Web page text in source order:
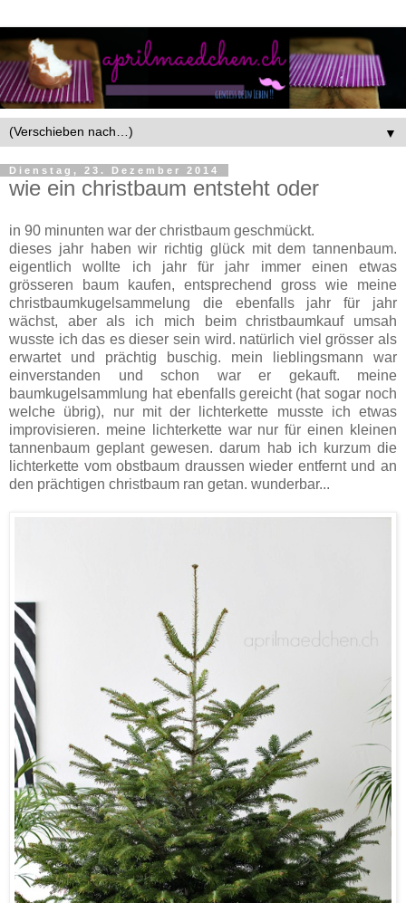
▼
Dienstag, 23. Dezember 2014
wie ein christbaum entsteht oder
in 90 minunten war der christbaum geschmückt.
dieses jahr haben wir richtig glück mit dem tannenbaum.
eigentlich wollte ich jahr für jahr immer einen etwas
grösseren baum kaufen, entsprechend gross wie meine
christbaumkugelsammelung die ebenfalls jahr für jahr
wächst, aber als ich mich beim christbaumkauf umsah
wusste ich das es dieser sein wird. natürlich viel grösser als
erwartet und prächtig buschig. mein lieblingsmann war
einverstanden und schon war er gekauft. meine
baumkugelsammlung hat ebenfalls gereicht (hat sogar noch
welche übrig), nur mit der lichterkette musste ich etwas
improvisieren. meine lichterkette war nur für einen kleinen
tannenbaum geplant gewesen. darum hab ich kurzum die
lichterkette vom obstbaum draussen wieder entfernt und an
den prächtigen christbaum ran getan. wunderbar...